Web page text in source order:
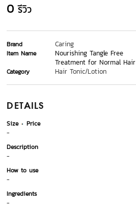
0 รีวิว
Brand Caring
Item Name
Nourishing Tangle Free
Treatment for Normal Hair
Category Hair Tonic/Lotion
DETAILS
Size
Price
-
Description
-
How to use
-
Ingredients
-